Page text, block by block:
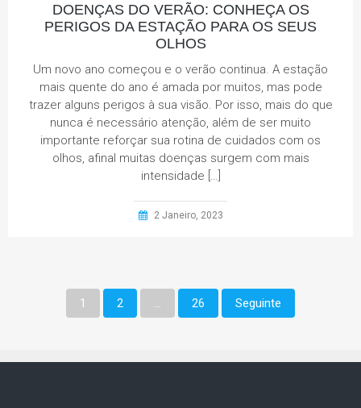
DOENÇAS DO VERÃO: CONHEÇA OS
PERIGOS DA ESTAÇÃO PARA OS SEUS
OLHOS
Um novo ano começou e o verão continua. A estação
mais quente do ano é amada por muitos, mas pode
trazer alguns perigos à sua visão. Por isso, mais do que
nunca é necessário atenção, além de ser muito
importante reforçar sua rotina de cuidados com os
olhos, afinal muitas doenças surgem com mais
intensidade […]
2 Janeiro, 2023
1 2 26 Seguinte